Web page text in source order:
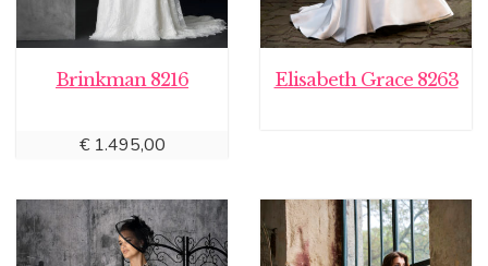
Brinkman 8216
€1.495,00
Elisabeth Grace 8263